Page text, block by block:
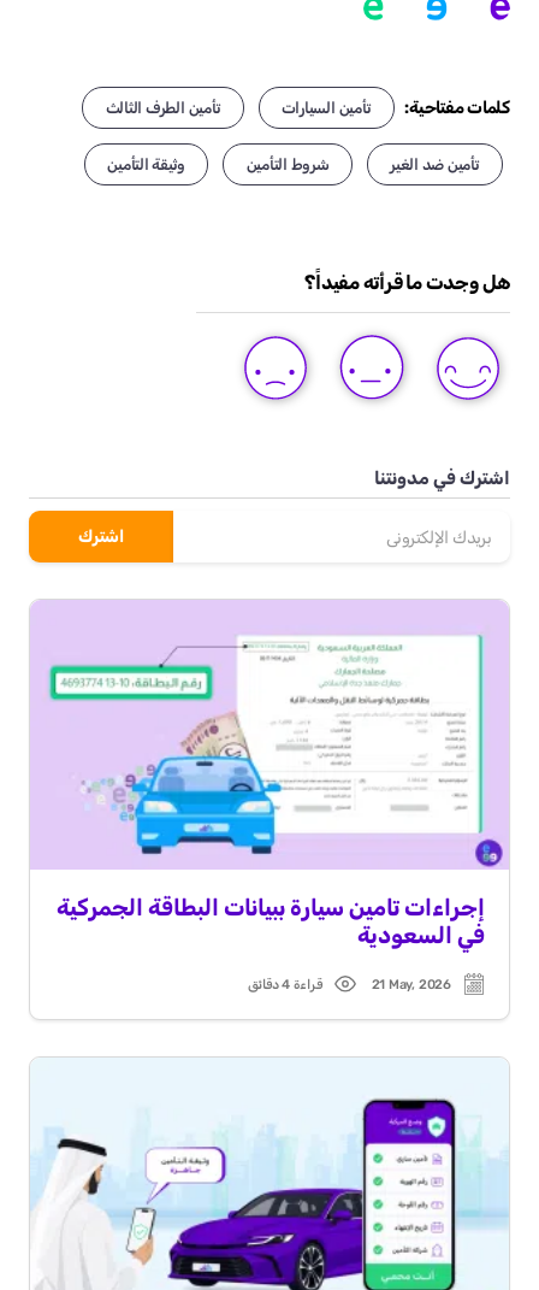
كلمات مفتاحية: تأمين السيارات تأمين الطرف الثالث
تأمين ضد الغير شروط التأمين وثيقة التأمين
هل وجدت ما قرأته مفيداً؟
LOVE
THIS
POST
LIKE
THIS
POST
DISLIKE
THIS
POST
اشترك في مدونتنا
إجراءات تامين سيارة ببيانات البطاقة الجمركية
في السعودية
Post
date
21 May, 2026
Read
time
قراءة 4 دقائق